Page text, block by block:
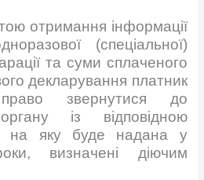
отримання інформації
(спеціальної)
та суми сплаченого
декларування платник
звернутися до
із відповідною
на яку буде надана у
визначені діючим